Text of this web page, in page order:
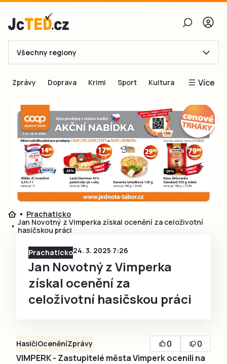
E-mail
Obnovit heslo
Přihlásit se
Přihlásit se přes Facebook
Ještě nemám účet, chci seRegistrovat
Všechny regiony
Zprávy Doprava Krimi Sport Kultura Více
Inspirace
Čtenáři píší
Speciální přílohy
Inzerce
Prachaticko
Jan Novotný z Vimperka získal ocenění za celoživotní
hasičskou práci
Prachaticko24. 3. 2025 7:26
Jan Novotný z Vimperka
získal ocenění za
celoživotní hasičskou práci
HasičiOceněníZprávy 0
0
VIMPERK - Zastupitelé města Vimperk ocenili na